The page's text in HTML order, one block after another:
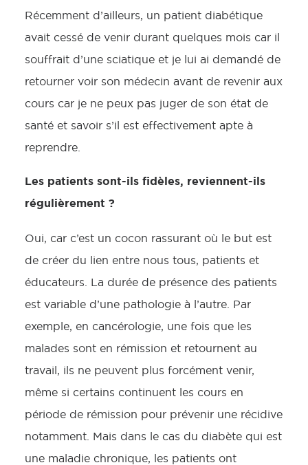
Récemment d’ailleurs, un patient diabétique
avait cessé de venir durant quelques mois car il
souffrait d’une sciatique et je lui ai demandé de
retourner voir son médecin avant de revenir aux
cours car je ne peux pas juger de son état de
santé et savoir s’il est effectivement apte à
reprendre.
Les patients sont-ils fidèles, reviennent-ils
régulièrement ?
Oui, car c’est un cocon rassurant où le but est
de créer du lien entre nous tous, patients et
éducateurs. La durée de présence des patients
est variable d’une pathologie à l’autre. Par
exemple, en cancérologie, une fois que les
malades sont en rémission et retournent au
travail, ils ne peuvent plus forcément venir,
même si certains continuent les cours en
période de rémission pour prévenir une récidive
notamment. Mais dans le cas du diabète qui est
une maladie chronique, les patients ont